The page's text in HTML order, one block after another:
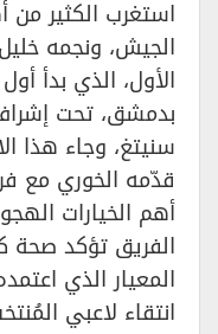
استغرب الكثير من
الجيش، ونجمه
الأول، الذي بدأ
بدمشق، تحت
سنيتغ، وجاء هذا
قدّمه الخوري مع
أهم الخيارات
الفريق تؤكد صحة
المعيار الذي
انتقاء لاعبي